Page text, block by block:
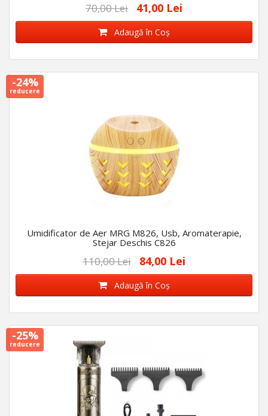
70,00 Lei 41,00 Lei
Adaugă în Coş
-24%
reducere
Umidificator de Aer MRG M826, Usb, Aromaterapie,
Stejar Deschis C826
110,00 Lei 84,00 Lei
Adaugă în Coş
-25%
reducere